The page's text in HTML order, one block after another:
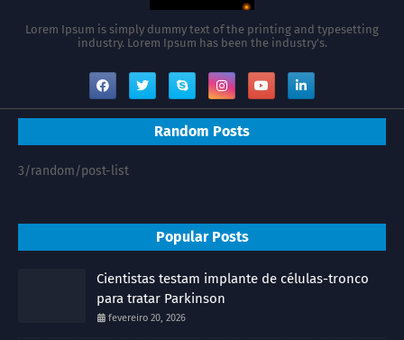
Lorem Ipsum is simply dummy text of the printing and typesetting
industry. Lorem Ipsum has been the industry's.
Random Posts
3/random/post-list
Popular Posts
Cientistas testam implante de células-tronco
para tratar Parkinson
fevereiro 20, 2026